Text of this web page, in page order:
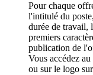
Pour chaque
l'intitulé du
durée de travail,
premiers
publication de
Vous accédez
ou sur le logo